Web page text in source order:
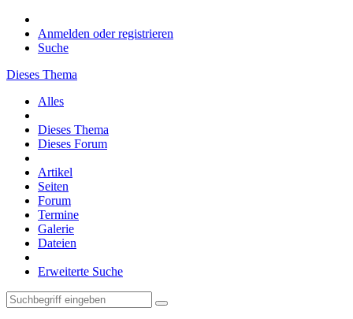
Anmelden oder registrieren
Suche
Dieses Thema
Alles
Dieses Thema
Dieses Forum
Artikel
Seiten
Forum
Termine
Galerie
Dateien
Erweiterte Suche